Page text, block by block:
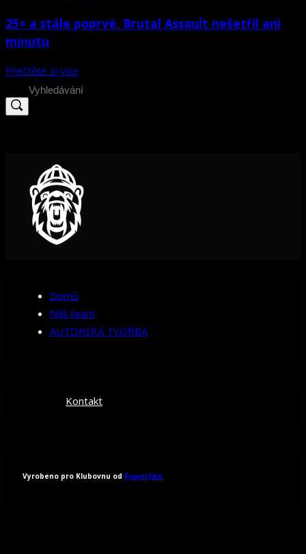
25× a stále poprvé. Brutal Assault nešetřil ani
minutu
Přečtěte si více
Search
for:
Domů
Náš team
AUTORSKÁ TVORBA
Kontakt
Vyrobeno pro Klubovnu od PowerSite.